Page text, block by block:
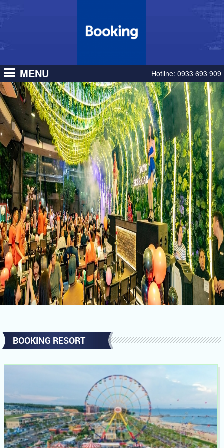
MENU Hotline: 0933 693 909
LALALAND HỒ CON RÙA Q3
Booking ngay để được trải
nghiệm ẩm thực đỉnh cao, cùng
với âm thanh sống động và
những vũ điệu đặc sắc.
BOOKING RESORT